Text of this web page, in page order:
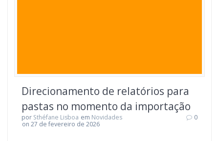
Direcionamento de relatórios para
pastas no momento da importação
por Sthéfane Lisboa em Novidades
on 27 de fevereiro de 2026
0